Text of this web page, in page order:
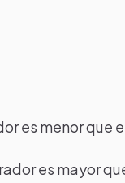
es menor que
es mayor